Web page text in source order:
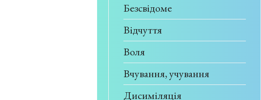
Безсвідоме
Відчуття
Воля
Вчування, учування
Дисиміляція